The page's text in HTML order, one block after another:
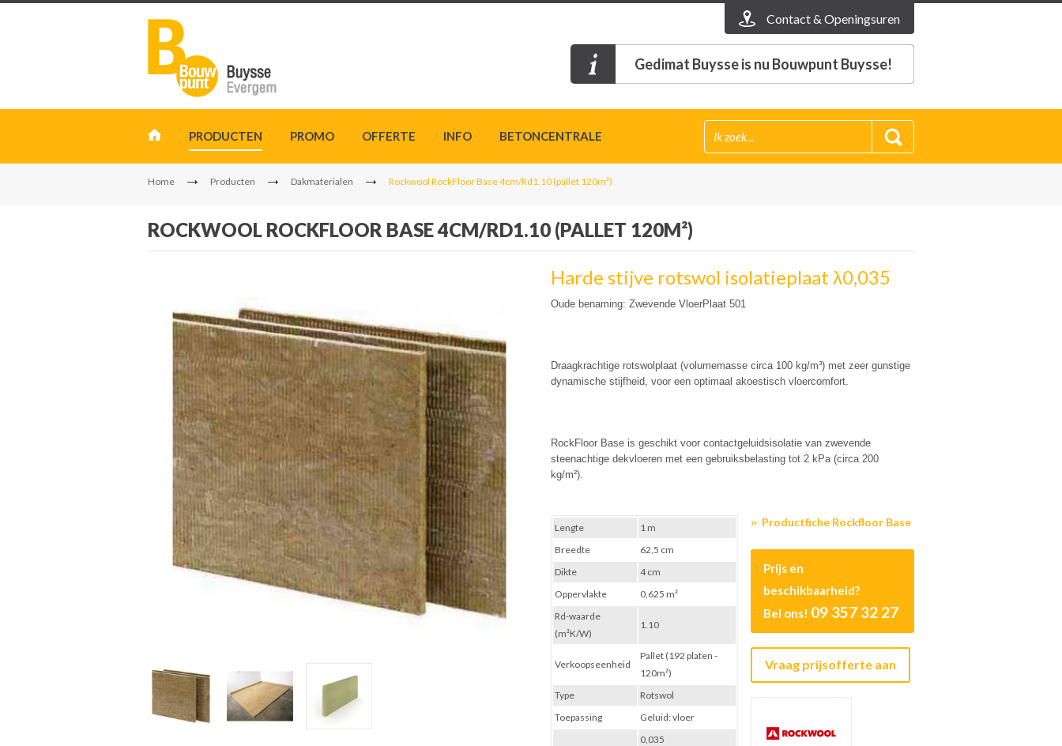
Contact & Openingsuren
Gedimat Buysse is nu Bouwpunt Buysse!
PRODUCTEN PROMO OFFERTE INFO BETONCENTRALE
Home Producten Dakmaterialen Rockwool RockFloor Base 4cm/Rd1.10 (pallet 120m²)
ROCKWOOL ROCKFLOOR BASE 4CM/RD1.10 (PALLET 120M²)
Harde stijve rotswol isolatieplaat λ0,035
Oude benaming: Zwevende VloerPlaat 501
Draagkrachtige rotswolplaat (volumemasse circa 100 kg/m³) met zeer gunstige
dynamische stijfheid, voor een optimaal akoestisch vloercomfort.
RockFloor Base is geschikt voor contactgeluidsisolatie van zwevende
steenachtige dekvloeren met een gebruiksbelasting tot 2 kPa (circa 200
kg/m²).
Productfiche Rockfloor Base
Prijs en
beschikbaarheid?
Bel ons! 09 357 32 27
Vraag prijsofferte aan
Lengte
1 m
Breedte
62,5 cm
Dikte
4 cm
Oppervlakte
0,625 m²
Rd-waarde
(m²K/W)
1.10
Verkoopseenheid
Pallet (192 platen -
120m²)
Type
Rotswol
Toepassing
Geluid: vloer
0,035